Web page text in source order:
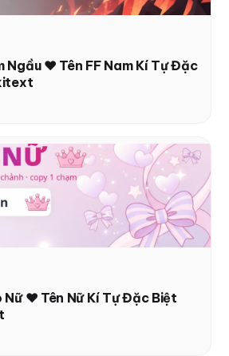
Ngầu ❤️ Tên FF Nam Kí Tự Đặc
Nữ ❤️ Tên Nữ Kí Tự Đặc Biệt